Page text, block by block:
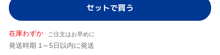
セットで買う
在庫わずか ご注文はお早めに
発送時期 1～5日以内に発送